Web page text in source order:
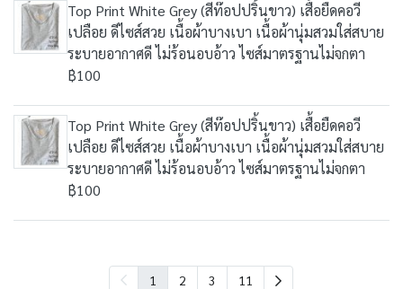
Top Print White Grey (สีท๊อปปริ้นขาว) เสื้อยืดคอวี
เปลือย ดีไซส์สวย เนื้อผ้าบางเบา เนื้อผ้านุ่มสวมใส่สบาย
ระบายอากาศดี ไม่ร้อนอบอ้าว ไซส์มาตรฐานไม่จกตา
฿100
Top Print White Grey (สีท๊อปปริ้นขาว) เสื้อยืดคอวี
เปลือย ดีไซส์สวย เนื้อผ้าบางเบา เนื้อผ้านุ่มสวมใส่สบาย
ระบายอากาศดี ไม่ร้อนอบอ้าว ไซส์มาตรฐานไม่จกตา
฿100
1 2 3 11